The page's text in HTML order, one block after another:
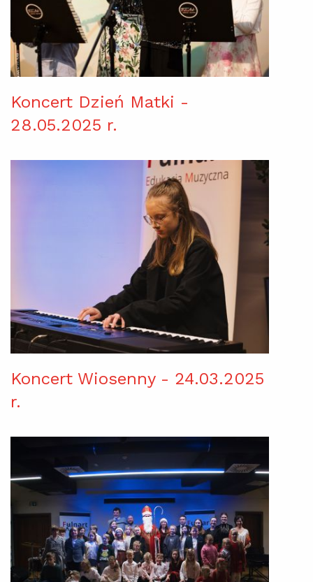
Koncert Dzień Matki -
28.05.2025 r.
Koncert Wiosenny - 24.03.2025
r.